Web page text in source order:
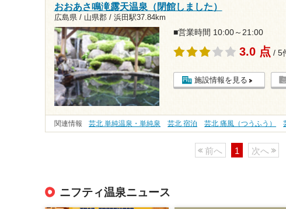
おおあさ鳴滝露天温泉（閉館しました）
広島県 / 山県郡 / 浜田駅37.84km
■営業時間 10:00～21:00
3.0 点 / 5
施設情報を見る
関連情報 芸北 単純温泉・単純泉 芸北 宿泊 芸北 痛風（つうふう）
前へ 1 次へ
ニフティ温泉ニュース